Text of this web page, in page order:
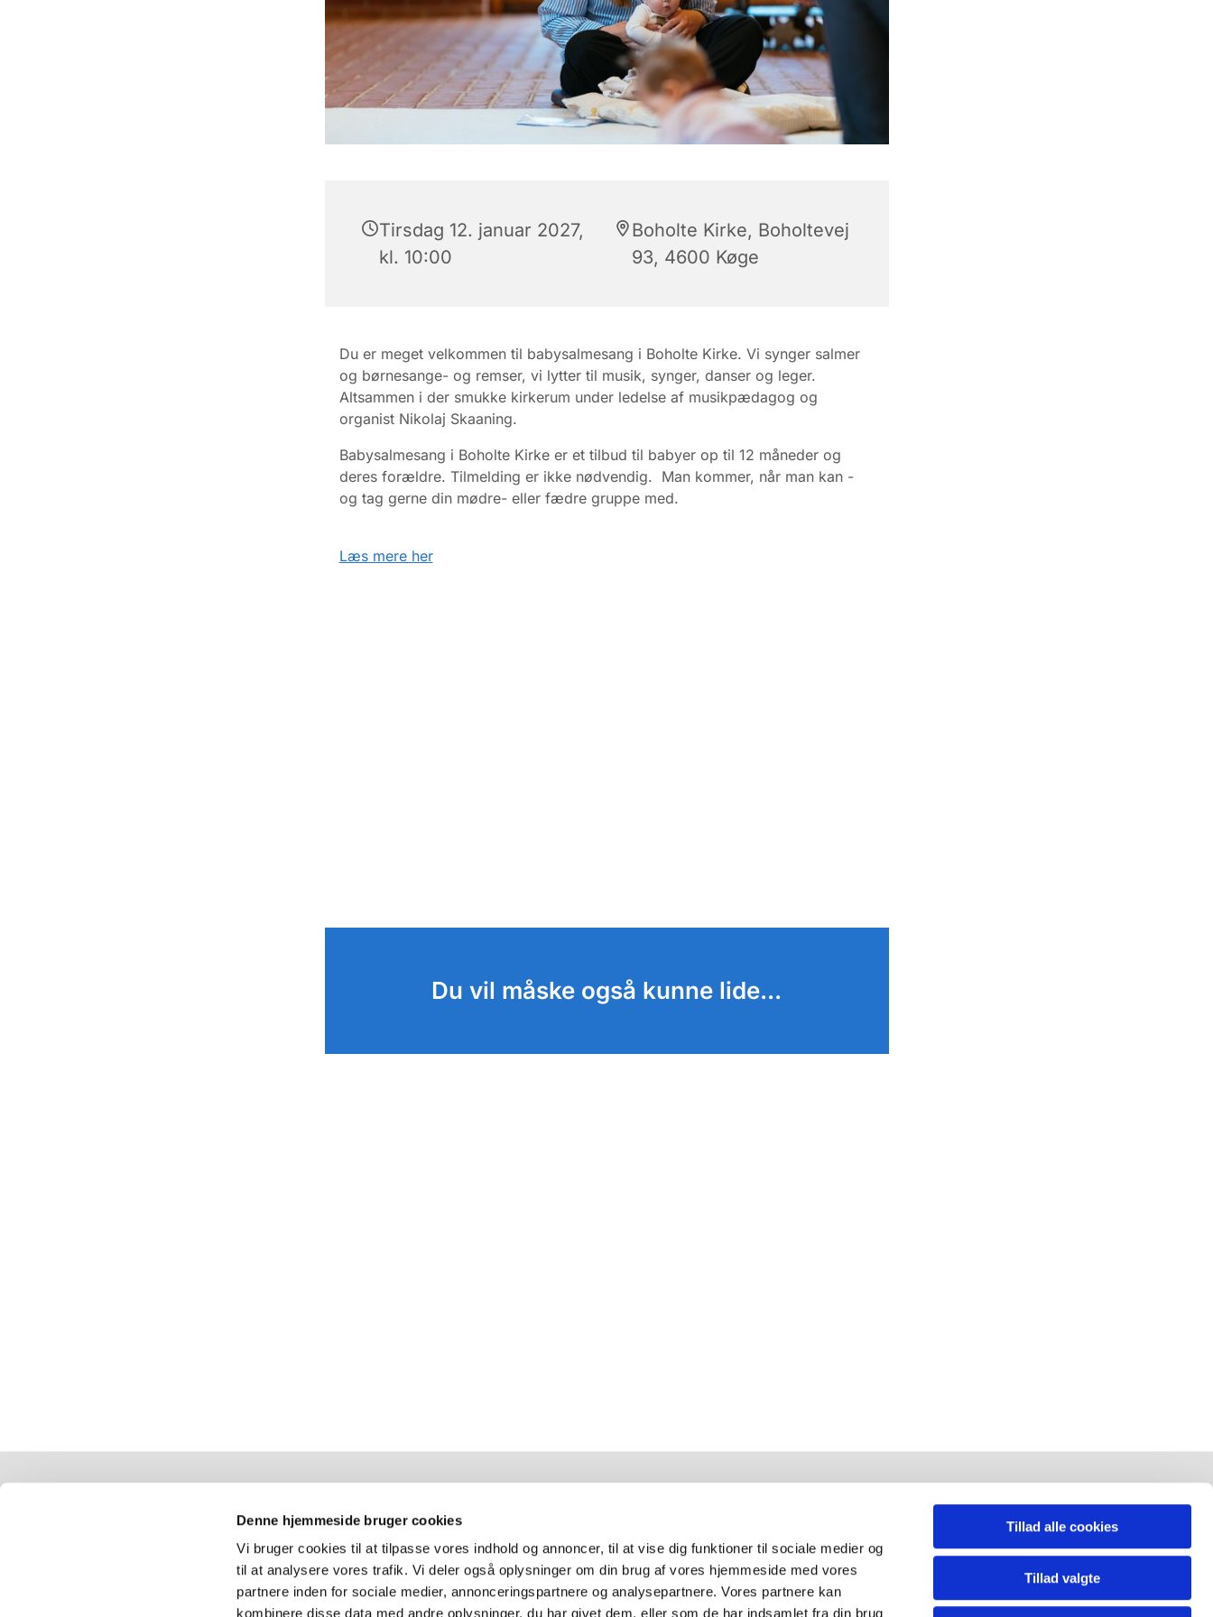
Denne hjemmeside bruger cookies
Vi bruger cookies til at tilpasse vores indhold og annoncer, til at vise dig funktioner til sociale medier og
til at analysere vores trafik. Vi deler også oplysninger om din brug af vores hjemmeside med vores
partnere inden for sociale medier, annonceringspartnere og analysepartnere. Vores partnere kan
kombinere disse data med andre oplysninger, du har givet dem, eller som de har indsamlet fra din brug
Tillad alle cookies
Tillad valgte
Tirsdag 12. januar 2027,
kl. 10:00
Boholte Kirke, Boholtevej
93, 4600 Køge
Du er meget velkommen til babysalmesang i Boholte Kirke. Vi synger salmer
og børnesange- og remser, vi lytter til musik, synger, danser og leger.
Altsammen i der smukke kirkerum under ledelse af musikpædagog og
organist Nikolaj Skaaning.
Babysalmesang i Boholte Kirke er et tilbud til babyer op til 12 måneder og
deres forældre. Tilmelding er ikke nødvendig. Man kommer, når man kan -
og tag gerne din mødre- eller fædre gruppe med.
Læs mere her
Du vil måske også kunne lide...
Facebook